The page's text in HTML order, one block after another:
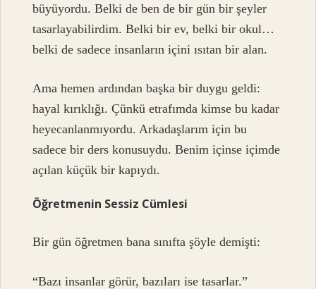
büyüyordu. Belki de ben de bir gün bir şeyler
tasarlayabilirdim. Belki bir ev, belki bir okul…
belki de sadece insanların içini ısıtan bir alan.
Ama hemen ardından başka bir duygu geldi:
hayal kırıklığı. Çünkü etrafımda kimse bu kadar
heyecanlanmıyordu. Arkadaşlarım için bu
sadece bir ders konusuydu. Benim içinse içimde
açılan küçük bir kapıydı.
Öğretmenin Sessiz Cümlesi
Bir gün öğretmen bana sınıfta şöyle demişti:
“Bazı insanlar görür, bazıları ise tasarlar.”